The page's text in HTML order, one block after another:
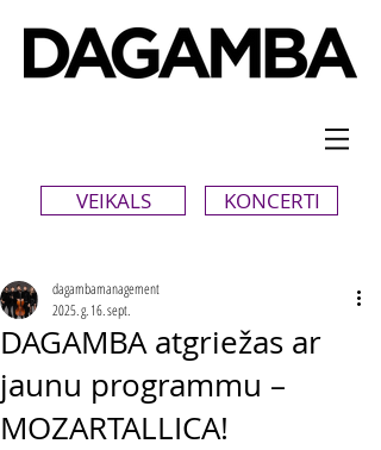
VEIKALS KONCERTI
DAGAMBA atgriežas ar
jaunu programmu –
MOZARTALLICA!
dagambamanagement
2025. g. 16. sept.